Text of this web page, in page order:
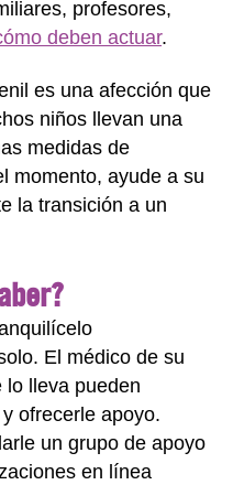
profesores,
deben actuar.
es una afección que
niños llevan una
medidas de
momento, ayude a su
la transición a un
El médico de su
lo lleva pueden
ofrecerle apoyo.
un grupo de apoyo
en línea